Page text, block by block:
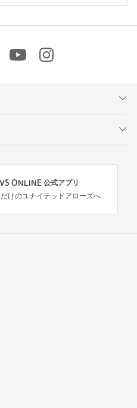
ONLINE 公式アプリ
けのユナイテッドアローズへ